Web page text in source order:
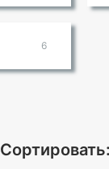
6
Сортировать: